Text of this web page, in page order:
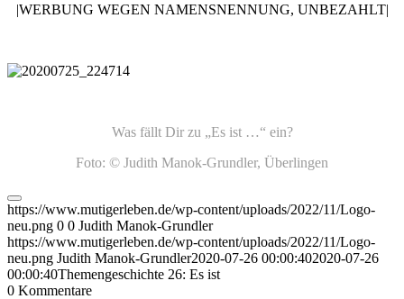
|WERBUNG WEGEN NAMENSNENNUNG, UNBEZAHLT|
Was fällt Dir zu „Es ist …“ ein?
Foto: © Judith Manok-Grundler, Überlingen
https://www.mutigerleben.de/wp-content/uploads/2022/11/Logo-
neu.png 0 0 Judith Manok-Grundler
https://www.mutigerleben.de/wp-content/uploads/2022/11/Logo-
neu.png Judith Manok-Grundler2020-07-26 00:00:402020-07-26
00:00:40Themengeschichte 26: Es ist
0 Kommentare